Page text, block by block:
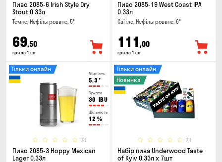
Пиво 2085-6 Irish Style Dry
Stout 0.33л
Темне, Нефільтроване, 5°
69,50
грн за 1 шт
Пиво 2085-19 West Coast IPA
0.33л
Світле, Нефільтроване, 6°
111 ,00
грн за 1 шт
Міцність
5.3°
Гіркота
30 IBU
Щільність
12 %
(0)
Тільки онлайн
Пиво 2085-3 Hoppy Mexican
Lager 0.33л
(0)
Тільки онлайн
Новинка
Набір пива Underwood Taste
of Kyiv 0.33л x 7шт